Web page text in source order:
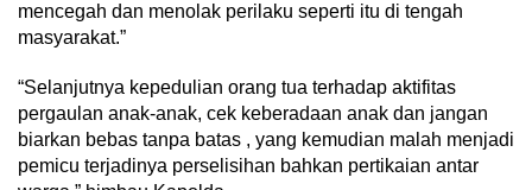
mencegah dan menolak perilaku seperti itu di tengah
masyarakat.”
“Selanjutnya kepedulian orang tua terhadap aktifitas
pergaulan anak-anak, cek keberadaan anak dan jangan
biarkan bebas tanpa batas , yang kemudian malah menjadi
pemicu terjadinya perselisihan bahkan pertikaian antar